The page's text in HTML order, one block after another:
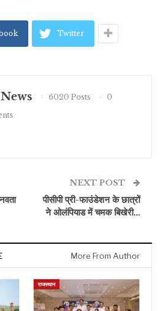
Twitter
6020 Posts
0
NEXT POST
पीसीपी प्री-फाउंडेशन के छात्रों
ने ओलंपियाड में चमक बिखेरी…
More From Author
राजस्थान